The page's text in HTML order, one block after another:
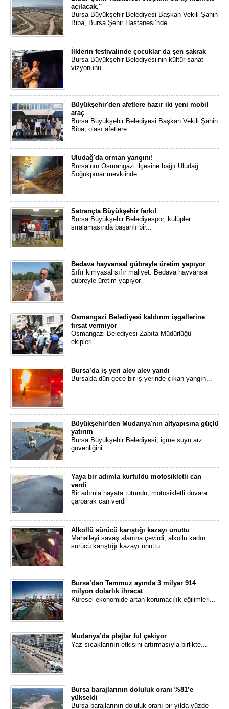
açılacak.''
​Bursa Büyükşehir Belediyesi Başkan Vekili Şahin
Biba, Bursa Şehir Hastanesi’nde...
İlklerin festivalinde çocuklar da şen şakrak
Bursa Büyükşehir Belediyesi’nin kültür sanat
vizyonunu...
Büyükşehir'den afetlere hazır iki yeni mobil
araç
Bursa Büyükşehir Belediyesi Başkan Vekili Şahin
Biba, olası afetlere...
Uludağ'da orman yangını!
Bursa’nın Osmangazi ilçesine bağlı Uludağ
Soğukpınar mevkiinde ...
Satrançta Büyükşehir farkı!
Bursa Büyükşehir Belediyespor, kulüpler
sıralamasında başarılı bir...
Bedava hayvansal gübreyle üretim yapıyor
Sıfır kimyasal sıfır maliyet: Bedava hayvansal
gübreyle üretim yapıyor
Osmangazi Belediyesi kaldırım işgallerine
fırsat vermiyor
Osmangazi Belediyesi Zabıta Müdürlüğü
ekipleri...
Bursa’da iş yeri alev alev yandı
Bursa'da dün gece bir iş yerinde çıkan yangın...
Büyükşehir'den Mudanya'nın altyapısına güçlü
yatırım
Bursa Büyükşehir Belediyesi, içme suyu arz
güvenliğini...
Yaya bir adımla kurtuldu motosikletli can
verdi
Bir adımla hayata tutundu, motosikletli duvara
çarparak can verdi
Alkollü sürücü karıştığı kazayı unuttu
Mahalleyi savaş alanına çevirdi, alkollü kadın
sürücü karıştığı kazayı unuttu
Bursa’dan Temmuz ayında 3 milyar 914
milyon dolarlık ihracat
Küresel ekonomide artan korumacılık eğilimleri...
Mudanya’da plajlar ful çekiyor
Yaz sıcaklarının etkisini artırmasıyla birlikte...
Bursa barajlarının doluluk oranı %81’e
yükseldi
Bursa barajlarının doluluk oranı bir yılda yüzde